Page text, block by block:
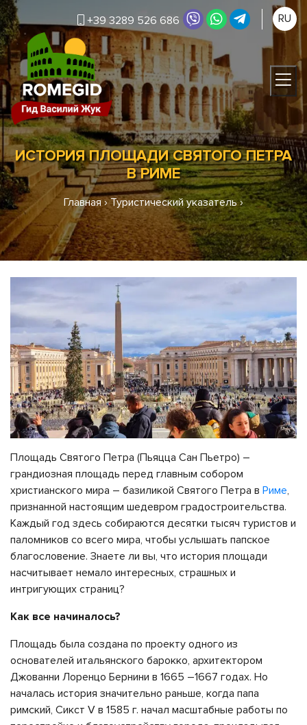
+39 3289 526 686 RU
ИСТОРИЯ ПЛОЩАДИ СВЯТОГО ПЕТРА
В РИМЕ
Главная›Туристический указатель›
Площадь Святого Петра (Пьяцца Сан Пьетро) –
грандиозная площадь перед главным собором
христианского мира – базиликой Святого Петра в Риме,
признанной настоящим шедевром градостроительства.
Каждый год здесь собираются десятки тысяч туристов и
паломников со всего мира, чтобы услышать папское
благословение. Знаете ли вы, что история площади
насчитывает немало интересных, страшных и
интригующих страниц?
Как все начиналось?
Площадь была создана по проекту одного из
основателей итальянского барокко, архитектором
Джованни Лоренцо Бернини в 1665 –1667 годах. Но
началась история значительно раньше, когда папа
римский, Сикст V в 1585 г. начал масштабные работы по